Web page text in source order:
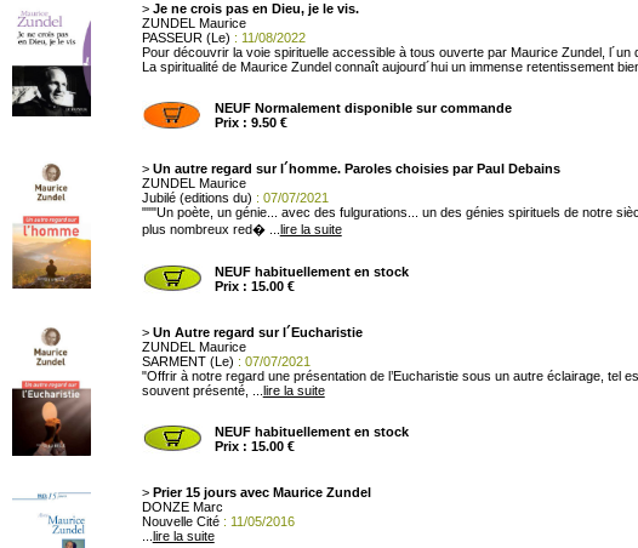
> Je ne crois pas en Dieu, je le vis.
ZUNDEL Maurice
PASSEUR (Le) : 11/08/2022
Pour découvrir la voie spirituelle accessible à tous ouverte par Maurice Zundel,
La spiritualité de Maurice Zundel connaît aujourd´hui un immense retentissement
NEUF Normalement disponible sur commande
Prix : 9.50 €
> Un autre regard sur l´homme. Paroles choisies par Paul Debains
ZUNDEL Maurice
Jubilé (editions du) : 07/07/2021
"""Un poète, un génie... avec des fulgurations... un des génies spirituels de notre
plus nombreux red� ... lire la suite
NEUF habituellement en stock
Prix : 15.00 €
> Un Autre regard sur l´Eucharistie
ZUNDEL Maurice
SARMENT (Le) : 07/07/2021
"Offrir à notre regard une présentation de l’Eucharistie sous un autre éclairage, tel
souvent présenté, ... lire la suite
NEUF habituellement en stock
Prix : 15.00 €
> Prier 15 jours avec Maurice Zundel
DONZE Marc
Nouvelle Cité: 11/05/2016
lire la suite